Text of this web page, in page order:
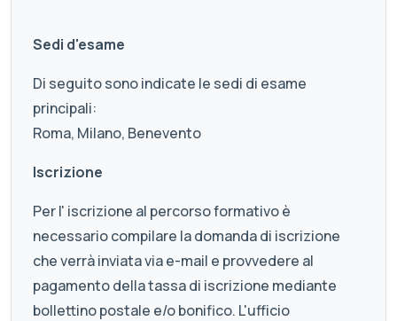
Sedi d'esame
Di seguito sono indicate le sedi di esame
principali:
Roma, Milano, Benevento
Iscrizione
Per l' iscrizione al percorso formativo è
necessario compilare la domanda di iscrizione
che verrà inviata via e-mail e provvedere al
pagamento della tassa di iscrizione mediante
bollettino postale e/o bonifico. L'ufficio